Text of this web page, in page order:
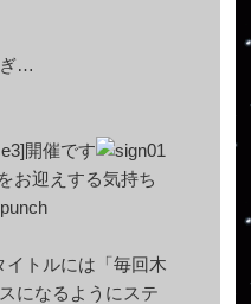
ぎ…
開催です
お迎えする気持ち
イトルには「毎回木
になるようにステ